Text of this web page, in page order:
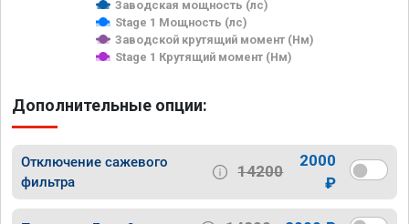
Заводская мощность (лс)
Stage 1 Мощность (лс)
Заводской крутящий момент (Нм)
Stage 1 Крутящий момент (Нм)
Дополнительные опции:
Отключение сажевого
фильтра
14200
2000
₽